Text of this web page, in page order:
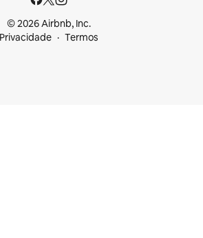
© 2026 Airbnb, Inc.
Privacidade
Termos